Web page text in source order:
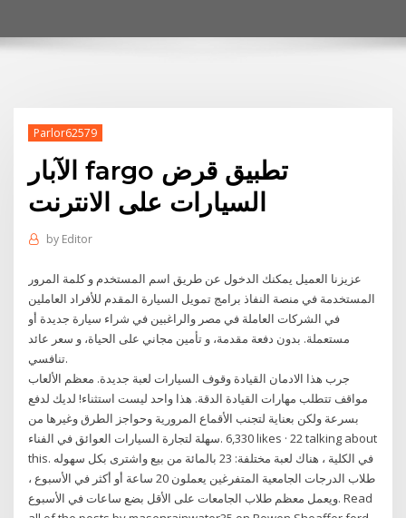
Parlor62579
الآبار fargo تطبيق قرض
السيارات على الانترنت
by Editor
عزيزنا العميل يمكنك الدخول عن طريق اسم المستخدم و كلمة المرور
المستخدمة في منصة النفاذ برامج تمويل السيارة المقدم للأفراد العاملين
في الشركات العاملة في مصر والراغبين في شراء سيارة جديدة أو
مستعملة. بدون دفعة مقدمة، و تأمين مجاني على الحياة، و سعر عائد
تنافسي.
جرب هذا الادمان القيادة وقوف السيارات لعبة جديدة. معظم الألعاب
مواقف تتطلب مهارات القيادة الدقة. هذا واحد ليست استثناء! لديك لدفع
بسرعة ولكن بعناية لتجنب الأقماع المرورية وحواجز الطرق وغيرها من
العوائق في الفناء ‎سهلة لتجارة السيارات‎. 6,330 likes · 22 talking about
this. ‎بيع واشترى بكل سهوله‎ في الكلية ، هناك لعبة مختلفة: 23 بالمائة من
طلاب الدرجات الجامعية المتفرغين يعملون 20 ساعة أو أكثر في الأسبوع ،
ويعمل معظم طلاب الجامعات على الأقل بضع ساعات في الأسبوع. Read